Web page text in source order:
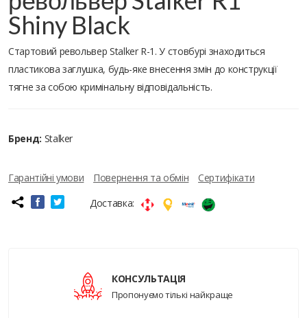
Shiny Black
Стартовий револьвер Stalker R-1. У стовбурі знаходиться
пластикова заглушка, будь-яке внесення змін до конструкції
тягне за собою кримінальну відповідальність.
Бренд: Stalker
Гарантійні умови Повернення та обмін
Сертифікати
Доставка:
КОНСУЛЬТАЦІЯ
Пропонуємо тількі найкраще